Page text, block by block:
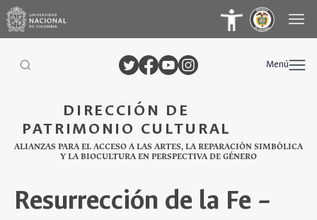
DIRECCIÓN DE
PATRIMONIO CULTURAL
ALIANZAS PARA EL ACCESO A LAS ARTES, LA REPARACIÓN SIMBÓLICA
Y LA BIOCULTURA EN PERSPECTIVA DE GÉNERO
Menú
Resurrección de la Fe –